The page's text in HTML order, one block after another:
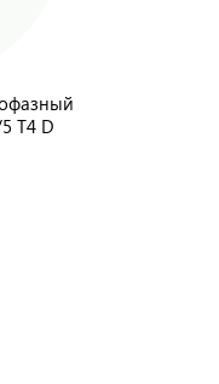
Т4 D